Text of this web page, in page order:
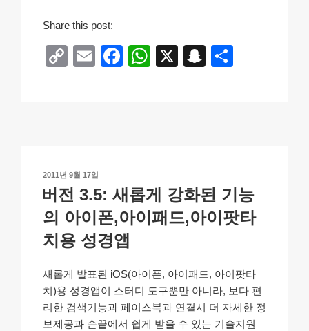
Share this post:
C
n
k
E
F
o
k
W
p
X
S
at
작
일
자
2011년 9월 17일
버전 3.5: 새롭게 강화된 기능
의 아이폰,아이패드,아이팟타
치용 성경앱
새롭게 발표된 iOS(아이폰, 아이패드, 아이팟타
치)용 성경앱이 스터디 도구뿐만 아니라, 보다 편
리한 검색기능과 페이스북과 연결시 더 자세한 정
보제공과 손끝에서 쉽게 받을 수 있는 기술지원